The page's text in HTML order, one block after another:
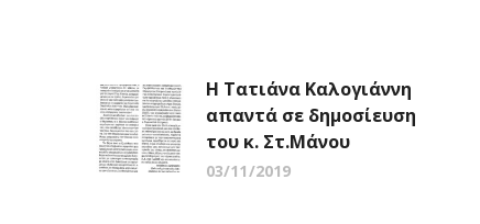
Η Τατιάνα Καλογιάννη
απαντά σε δημοσίευση
του κ. Στ.Μάνου
03/11/2019